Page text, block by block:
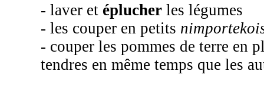
- laver et éplucher les légumes
- les couper en petits
- couper les pommes de terre en
tendres en même temps que les